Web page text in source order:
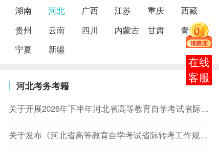
湖南
河北 广西 江苏 重庆
西藏
贵州
云南 四川 内蒙古 甘肃
青海
宁夏
新疆
河北考务考籍
关于开展2026年下半年河北省高等教育自学考试省际转考工作的公告
关于发布《河北省高等教育自学考试省际转考工作规范（试行）》的公告
在线
客服